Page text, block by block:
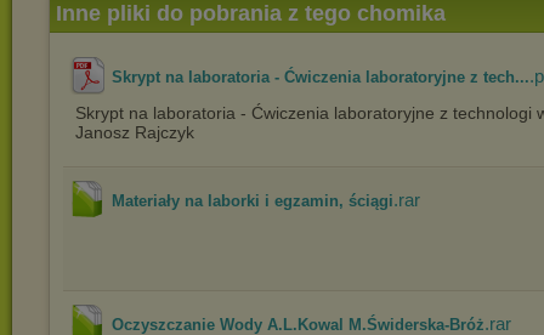
Inne pliki do pobrania z tego chomika
Skrypt na laboratoria - Ćwiczenia laboratoryjne z tech...
Skrypt na laboratoria - Ćwiczenia laboratoryjne z technologi
Janosz Rajczyk
Materiały na laborki i egzamin, ściągi.rar
Oczyszczanie Wody A.L.Kowal M.Świderska-Bróż.rar